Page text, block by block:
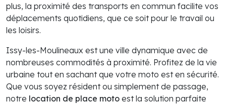
plus, la proximité des transports en commun facilite vos
déplacements quotidiens, que ce soit pour le travail ou
les loisirs.
Issy-les-Moulineaux est une ville dynamique avec de
nombreuses commodités à proximité. Profitez de la vie
urbaine tout en sachant que votre moto est en sécurité.
Que vous soyez résident ou simplement de passage,
notre location de place moto est la solution parfaite